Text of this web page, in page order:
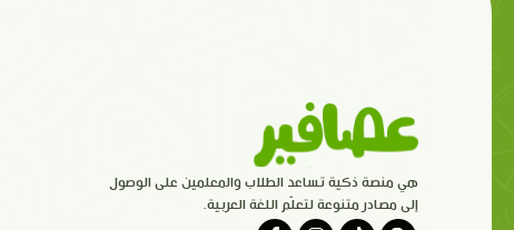
هي منصة ذكية تساعد الطلاب والمعلمين على الوصول
إلى مصادر متنوعة لتعلّم اللغة العربية.